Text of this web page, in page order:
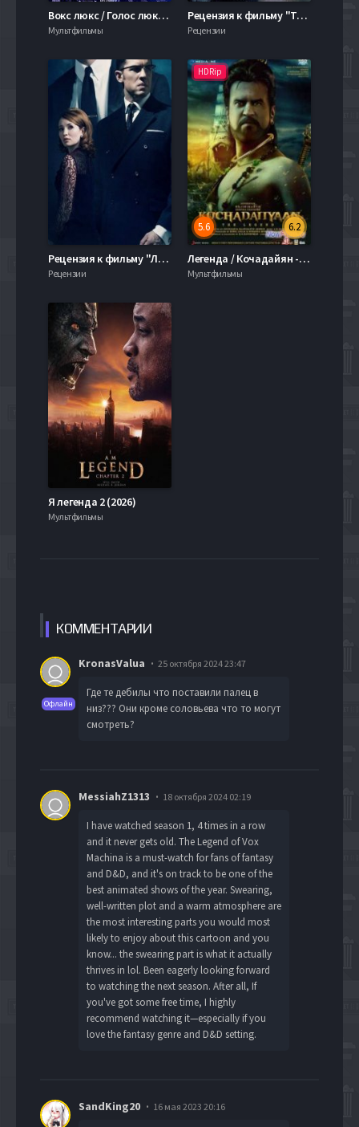
Вокс люкс / Голос люкс / Сияющий голос (2018)
Мультфильмы
Рецензия к фильму "Тарзан. Легенда" 2016
Рецензии
Рецензия к фильму "Легенда" 2015
Рецензии
HDRip
6.2
5.6
Легенда / Кочадайян - легенда (2014)
Мультфильмы
Я легенда 2 (2026)
Мультфильмы
КОММЕНТАРИИ
Офлайн
KronasValua 25 октября 2024 23:47
Где те дебилы что поставили палец в
низ??? Они кроме соловьева что то могут
смотреть?
MessiahZ1313 18 октября 2024 02:19
I have watched season 1, 4 times in a row
and it never gets old. The Legend of Vox
Machina is a must-watch for fans of fantasy
and D&D, and it's on track to be one of the
best animated shows of the year. Swearing,
well-written plot and a warm atmosphere are
the most interesting parts you would most
likely to enjoy about this cartoon and you
know... the swearing part is what it actually
thrives in lol. Been eagerly looking forward
to watching the next season. After all, If
you've got some free time, I highly
recommend watching it—especially if you
love the fantasy genre and D&D setting.
SandKing20 16 мая 2023 20:16